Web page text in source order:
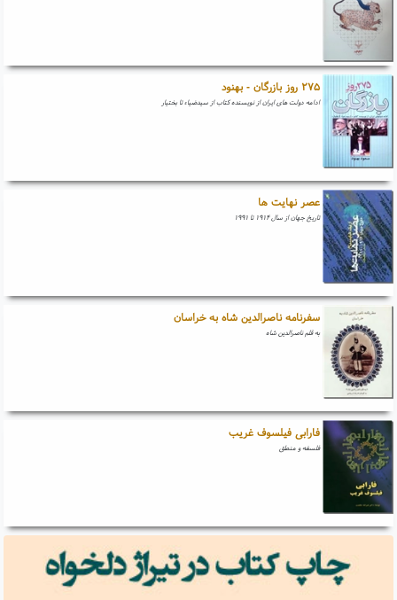
۲۷۵ روز بازرگان - بهنود
ادامه دولت های ایران از نویسنده کتاب از سیدضیاء تا بختیار
عصر نهایت ها
تاریخ جهان از سال ۱۹۱۴ تا ۱۹۹۱
سفرنامه ناصرالدین شاه به خراسان
به قلم ناصرالدین شاه
فارابی فیلسوف غریب
فلسفه و منطق